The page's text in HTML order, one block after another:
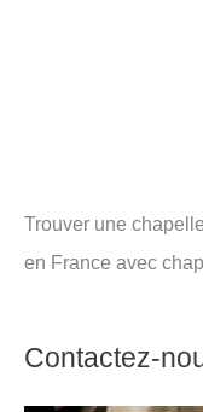
Trouver une
en France avec
Contactez-